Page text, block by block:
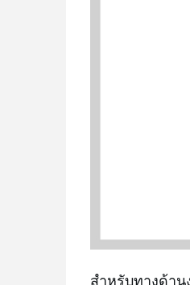
สำหรับทางด้า